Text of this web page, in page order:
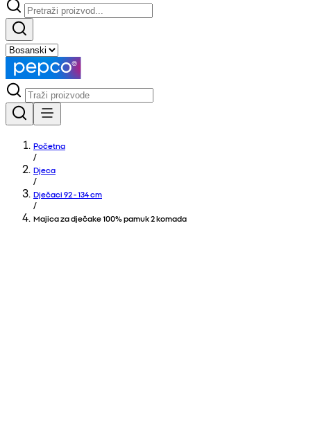
Početna
/
Djeca
/
Dječaci 92 - 134 cm
/
Majica za dječake 100% pamuk 2 komada